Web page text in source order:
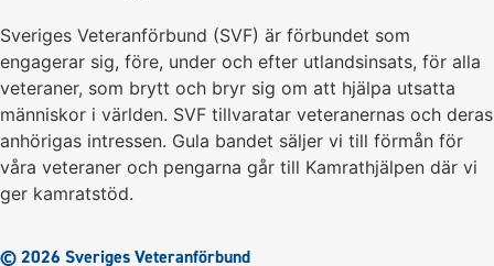
Sveriges Veteranförbund (SVF) är förbundet som
engagerar sig, före, under och efter utlandsinsats, för alla
veteraner, som brytt och bryr sig om att hjälpa utsatta
människor i världen. SVF tillvaratar veteranernas och deras
anhörigas intressen. Gula bandet säljer vi till förmån för
våra veteraner och pengarna går till Kamrathjälpen där vi
ger kamratstöd.
© 2026 Sveriges Veteranförbund